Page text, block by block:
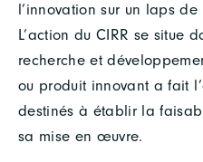
l’innovation sur un laps
L’action du CIRR se situe
recherche et
ou produit innovant a fait
destinés à établir la
sa mise en œuvre.